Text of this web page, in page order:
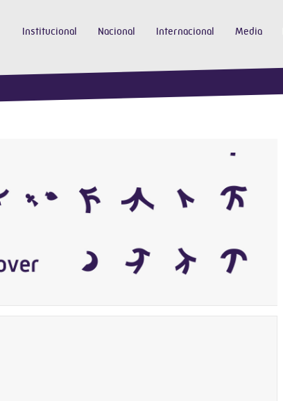
Institucional Nacional Internacional Media